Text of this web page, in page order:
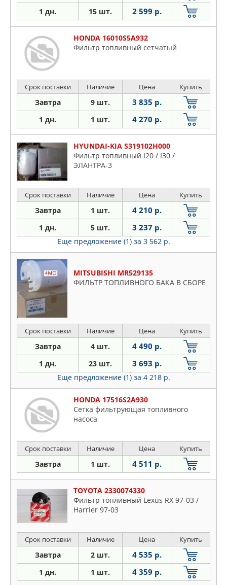
1 дн. 15 шт. 2 599 р.
HONDA 16010S5A932
Фильтр топливный сетчатый
Срок поставки Наличие Цена Купить
Завтра 9 шт. 3 835 р.
1 дн. 1 шт. 4 270 р.
HYUNDAI-KIA S319102H000
Фильтр топливный I20 / I30 /
ЭЛАНТРА-3
Срок поставки Наличие Цена Купить
Завтра 1 шт. 4 210 р.
1 дн. 5 шт. 3 237 р.
Еще предложение (1) за 3 562 р.
MITSUBISHI MR529135
ФИЛЬТР ТОПЛИВНОГО БАКА В СБОРЕ
Срок поставки Наличие Цена Купить
Завтра 4 шт. 4 490 р.
1 дн. 23 шт. 3 693 р.
Еще предложение (1) за 4 218 р.
HONDA 17516S2A930
Сетка фильтрующая топливного
насоса
Срок поставки Наличие Цена Купить
Завтра 1 шт. 4 511 р.
TOYOTA 2330074330
Фильтр топливный Lexus RX 97-03 /
Harrier 97-03
Срок поставки Наличие Цена Купить
Завтра 2 шт. 4 535 р.
1 дн. 1 шт. 4 359 р.